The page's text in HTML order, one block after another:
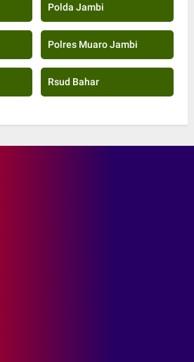
Polda Jambi
Polres Muaro Jambi
Rsud Bahar